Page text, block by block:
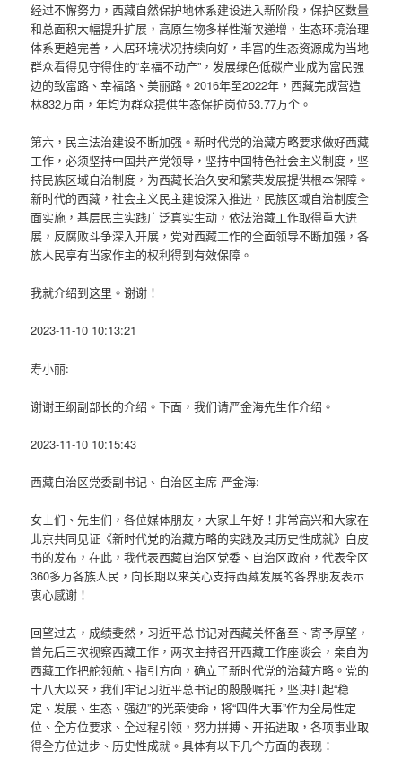
经过不懈努力，西藏自然保护地体系建设进入新阶段，保护区数量
和总面积大幅提升扩展，高原生物多样性渐次递增，生态环境治理
体系更趋完善，人居环境状况持续向好，丰富的生态资源成为当地
群众看得见守得住的“幸福不动产”，发展绿色低碳产业成为富民强
边的致富路、幸福路、美丽路。2016年至2022年，西藏完成营造
林832万亩，年均为群众提供生态保护岗位53.77万个。
第六，民主法治建设不断加强。新时代党的治藏方略要求做好西藏
工作，必须坚持中国共产党领导，坚持中国特色社会主义制度，坚
持民族区域自治制度，为西藏长治久安和繁荣发展提供根本保障。
新时代的西藏，社会主义民主建设深入推进，民族区域自治制度全
面实施，基层民主实践广泛真实生动，依法治藏工作取得重大进
展，反腐败斗争深入开展，党对西藏工作的全面领导不断加强，各
族人民享有当家作主的权利得到有效保障。
我就介绍到这里。谢谢！
2023-11-10 10:13:21
寿小丽:
谢谢王纲副部长的介绍。下面，我们请严金海先生作介绍。
2023-11-10 10:15:43
西藏自治区党委副书记、自治区主席 严金海:
女士们、先生们，各位媒体朋友，大家上午好！非常高兴和大家在
北京共同见证《新时代党的治藏方略的实践及其历史性成就》白皮
书的发布，在此，我代表西藏自治区党委、自治区政府，代表全区
360多万各族人民，向长期以来关心支持西藏发展的各界朋友表示
衷心感谢！
回望过去，成绩斐然，习近平总书记对西藏关怀备至、寄予厚望，
曾先后三次视察西藏工作，两次主持召开西藏工作座谈会，亲自为
西藏工作把舵领航、指引方向，确立了新时代党的治藏方略。党的
十八大以来，我们牢记习近平总书记的殷殷嘱托，坚决扛起“稳
定、发展、生态、强边”的光荣使命，将“四件大事”作为全局性定
位、全方位要求、全过程引领，努力拼搏、开拓进取，各项事业取
得全方位进步、历史性成就。具体有以下几个方面的表现：